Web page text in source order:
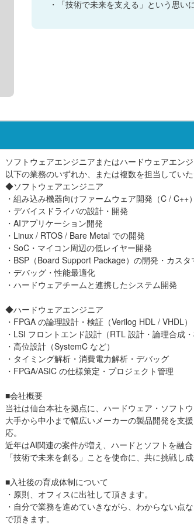
・「技術で未来を支える」という思い
ソフトウェアエンジニアまたはハードウェアエン
以下の業務のいずれか、または複数を担当していた
◆ソフトウェアエンジニア
・組み込み機器向けファームウェア開発（C / C++）
・デバイスドライバの設計・開発
・AIアプリケーション開発
・Linux / RTOS / Bare Metal での開発
・SoC・マイコン周辺の低レイヤー開発
・BSP（Board Support Package）の開発・カスタ
・デバッグ・性能最適化
・ハードウェアチームと連携したシステム開発
◆ハードウェアエンジニア
・FPGA の論理設計・検証（Verilog HDL / VHDL）
・LSI フロントエンド設計（RTL 設計・論理合成・
・高位設計（SystemC など）
・タイミング解析・消費電力解析・デバッグ
・FPGA/ASIC の仕様策定・プロジェクト管理
■会社概要
当社は仙台本社を拠点に、ハードウェア・ソフト
大手から中小まで幅広いメーカーの製品開発を支
応。
近年はAI関連の案件が増え、ハードとソフトを融
「技術で未来を創る」ことを使命に、共に挑戦し
■入社後の育成体制について
・原則、オフィスに出社して頂きます。
・自分で業務を進めていきながら、わからない点
で頂きます。